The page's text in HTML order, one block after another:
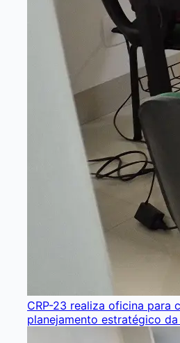
CRP-23 realiza oficina para
planejamento estratégico